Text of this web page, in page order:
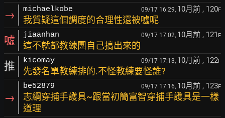
→ michaelkobe 09/17 16:29, 10月前 , 120F
我質疑這個調度的合理性還被噓呢
噓 jiaanhan 09/17 17:02, 10月前 , 121 F
這不就都教練團自己搞出來的
推 kicomay 09/17 17:13, 10月前 , 122F
先發名單教練排的.不怪教練要怪誰?
→
be52879 09/17 17:16, 10月前 , 123F
志綱穿捕手護具~跟當初簡富智穿捕手護具是一樣
道理